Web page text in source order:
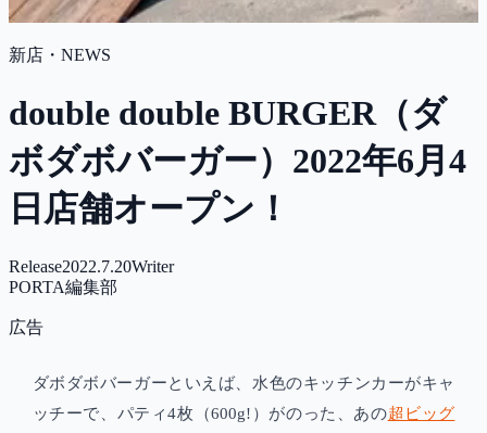
新店・NEWS
double double BURGER（ダ
ボダボバーガー）2022年6月4
日店舗オープン！
Release2022.7.20Writer
PORTA編集部
広告
ダボダボバーガーといえば、水色のキッチンカーがキャ
ッチーで、パティ4枚（600g!）がのった、あの超ビッグ